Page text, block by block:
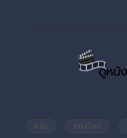
หนัง หนังใหม่